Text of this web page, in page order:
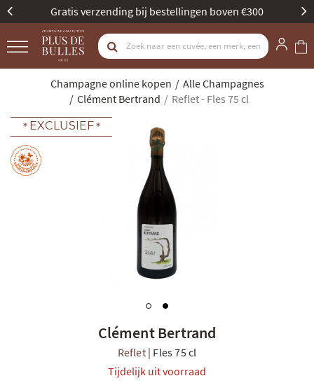
Gratis verzending bij bestellingen boven €300
Champagne online kopen
Alle Champagnes
Clément Bertrand
Reflet - Fles 75 cl
EXCLUSIEF
Clément Bertrand
Reflet| Fles 75 cl
Tijdelijk uit voorraad